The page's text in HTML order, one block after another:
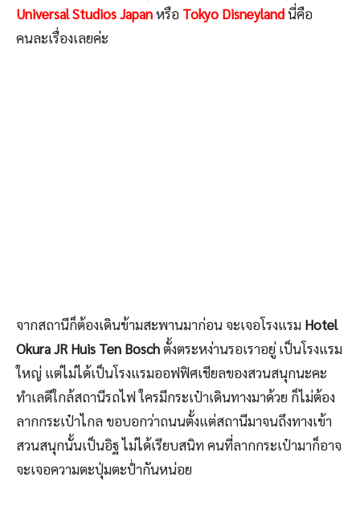
Universal Studios Japanหรือ Tokyo Disneylandนี่คือ
คนละเรื่องเลยค่ะ
จากสถานีก็ต้องเดินข้ามสะพานมาก่อน จะเจอโรงแรม Hotel
Okura JR Huis Ten Boschตั้งตระหง่านรอเราอยู่ เป็นโรงแรม
ใหญ่ แต่ไม่ได้เป็นโรงแรมออฟฟิศเชียลของสวนสนุกนะคะ
ทำเลดีใกล้สถานีรถไฟ ใครมีกระเป๋าเดินทางมาด้วย ก็ไม่ต้อง
ลากกระเป๋าไกล ขอบอกว่าถนนตั้งแต่สถานีมาจนถึงทางเข้า
สวนสนุกนั้นเป็นอิฐ ไม่ได้เรียบสนิท คนที่ลากกระเป๋ามาก็อาจ
จะเจอความตะปุ่มตะป่ำกันหน่อย